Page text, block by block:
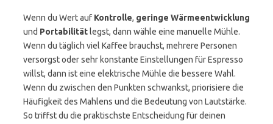
Wenn du Wert auf Kontrolle, geringe Wärmeentwicklung
und Portabilität legst, dann wähle eine manuelle Mühle.
Wenn du täglich viel Kaffee brauchst, mehrere Personen
versorgst oder sehr konstante Einstellungen für Espresso
willst, dann ist eine elektrische Mühle die bessere Wahl.
Wenn du zwischen den Punkten schwankst, priorisiere die
Häufigkeit des Mahlens und die Bedeutung von Lautstärke.
So triffst du die praktischste Entscheidung für deinen